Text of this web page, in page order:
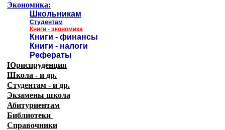
Экономика:
Школьникам
Студентам
Книги - экономика
Книги - финансы
Книги - налоги
Рефераты
Юриспруденция
Школа - и др.
Студентам - и др.
Экзамены школа
Абитуриентам
Библиотеки
Справочники